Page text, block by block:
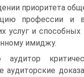
приоритета
профессии и
услуг и
имиджу.
аудиторские